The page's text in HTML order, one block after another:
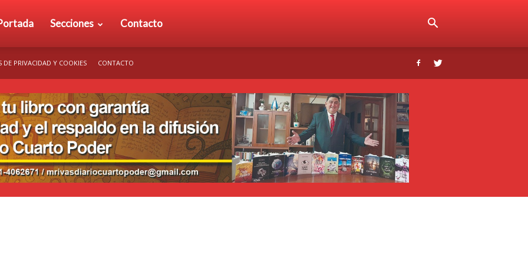
Secciones Contacto
DE PRIVACIDAD Y COOKIES CONTACTO